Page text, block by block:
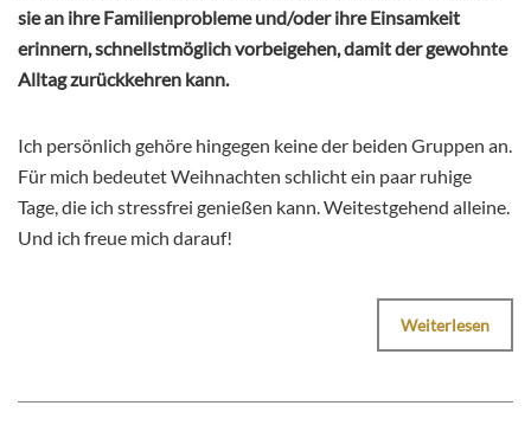
sie an ihre Familienprobleme und/oder ihre Einsamkeit
erinnern, schnellstmöglich vorbeigehen, damit der gewohnte
Alltag zurückkehren kann.
Ich persönlich gehöre hingegen keine der beiden Gruppen an.
Für mich bedeutet Weihnachten schlicht ein paar ruhige
Tage, die ich stressfrei genießen kann. Weitestgehend alleine.
Und ich freue mich darauf!
Weiterlesen